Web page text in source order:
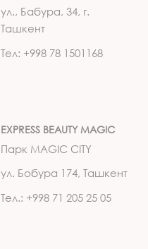
ул., Бабура, 34, г.
Ташкент
Тел: +998 78 1501168
EXPRESS BEAUTY MAGIC
Парк MAGIC CITY
ул. Бобура 174, Ташкент
Тел.: +998 71 205 25 05